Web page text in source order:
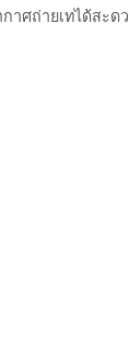
าศถ่ายเทได้สะด